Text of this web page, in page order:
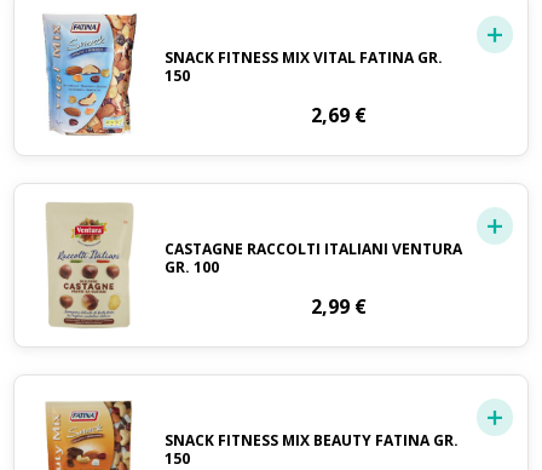
SNACK FITNESS MIX VITAL FATINA GR.
150
2,69 €
CASTAGNE RACCOLTI ITALIANI VENTURA
GR. 100
2,99 €
SNACK FITNESS MIX BEAUTY FATINA GR.
150